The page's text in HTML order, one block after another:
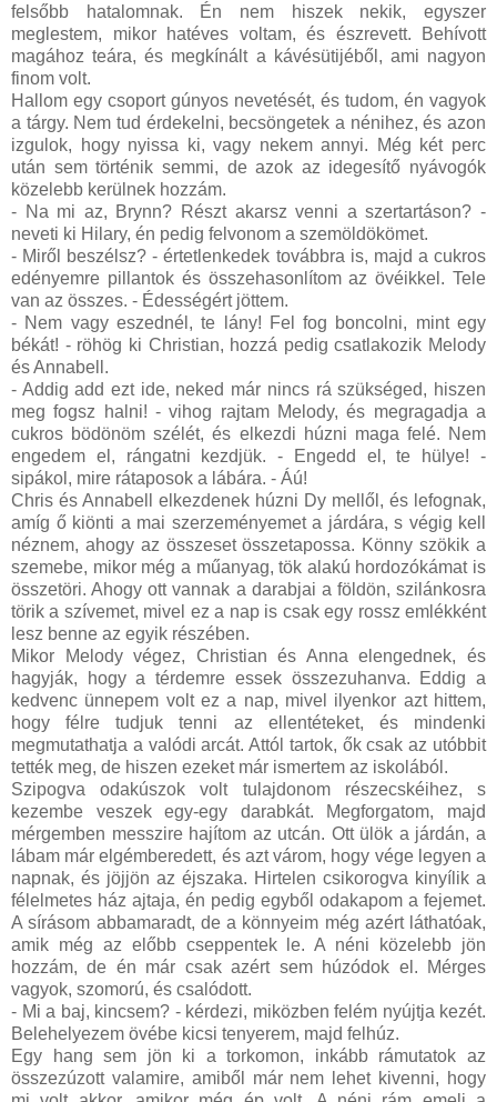
felsőbb hatalomnak. Én nem hiszek nekik, egyszer
meglestem, mikor hatéves voltam, és észrevett. Behívott
magához teára, és megkínált a kávésütijéből, ami nagyon
finom volt.
Hallom egy csoport gúnyos nevetését, és tudom, én vagyok
a tárgy. Nem tud érdekelni, becsöngetek a nénihez, és azon
izgulok, hogy nyissa ki, vagy nekem annyi. Még két perc
után sem történik semmi, de azok az idegesítő nyávogók
közelebb kerülnek hozzám.
- Na mi az, Brynn? Részt akarsz venni a szertartáson? -
neveti ki Hilary, én pedig felvonom a szemöldökömet.
- Miről beszélsz? - értetlenkedek továbbra is, majd a cukros
edényemre pillantok és összehasonlítom az övéikkel. Tele
van az összes. - Édességért jöttem.
- Nem vagy eszednél, te lány! Fel fog boncolni, mint egy
békát! - röhög ki Christian, hozzá pedig csatlakozik Melody
és Annabell.
- Addig add ezt ide, neked már nincs rá szükséged, hiszen
meg fogsz halni! - vihog rajtam Melody, és megragadja a
cukros bödönöm szélét, és elkezdi húzni maga felé. Nem
engedem el, rángatni kezdjük. - Engedd el, te hülye! -
sipákol, mire rátaposok a lábára. - Áú!
Chris és Annabell elkezdenek húzni Dy mellől, és lefognak,
amíg ő kiönti a mai szerzeményemet a járdára, s végig kell
néznem, ahogy az összeset összetapossa. Könny szökik a
szemebe, mikor még a műanyag, tök alakú hordozókámat is
összetöri. Ahogy ott vannak a darabjai a földön, szilánkosra
törik a szívemet, mivel ez a nap is csak egy rossz emlékként
lesz benne az egyik részében.
Mikor Melody végez, Christian és Anna elengednek, és
hagyják, hogy a térdemre essek összezuhanva. Eddig a
kedvenc ünnepem volt ez a nap, mivel ilyenkor azt hittem,
hogy félre tudjuk tenni az ellentéteket, és mindenki
megmutathatja a valódi arcát. Attól tartok, ők csak az utóbbit
tették meg, de hiszen ezeket már ismertem az iskolából.
Szipogva odakúszok volt tulajdonom részecskéihez, s
kezembe veszek egy-egy darabkát. Megforgatom, majd
mérgemben messzire hajítom az utcán. Ott ülök a járdán, a
lábam már elgémberedett, és azt várom, hogy vége legyen a
napnak, és jöjjön az éjszaka. Hirtelen csikorogva kinyílik a
félelmetes ház ajtaja, én pedig egyből odakapom a fejemet.
A sírásom abbamaradt, de a könnyeim még azért láthatóak,
amik még az előbb cseppentek le. A néni közelebb jön
hozzám, de én már csak azért sem húzódok el. Mérges
vagyok, szomorú, és csalódott.
- Mi a baj, kincsem? - kérdezi, miközben felém nyújtja kezét.
Belehelyezem övébe kicsi tenyerem, majd felhúz.
Egy hang sem jön ki a torkomon, inkább rámutatok az
összezúzott valamire, amiből már nem lehet kivenni, hogy